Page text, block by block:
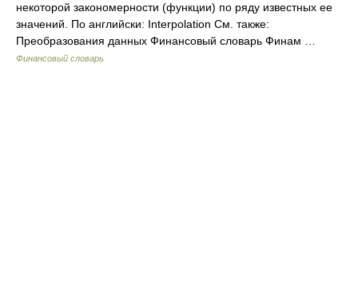
некоторой закономерности (функции) по ряду известных ее
значений. По английски: Interpolation См. также:
Преобразования данных Финансовый словарь Финам …
Финансовый словарь